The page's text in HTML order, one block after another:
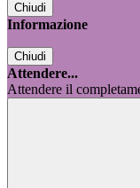
Chiudi
Informazione
Chiudi
Attendere...
Attendere il